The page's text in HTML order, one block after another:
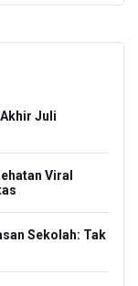
Juli
Viral
Sekolah: Tak